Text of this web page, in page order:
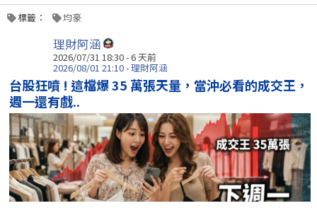
標籤： 均豪
理財阿涵
2026/07/31 18:30 - 6 天前
2026/08/01 21:10 - 理財阿涵
台股狂噴 ! 這檔爆 35 萬張天量，當沖必看的成交王，
週一還有戲..